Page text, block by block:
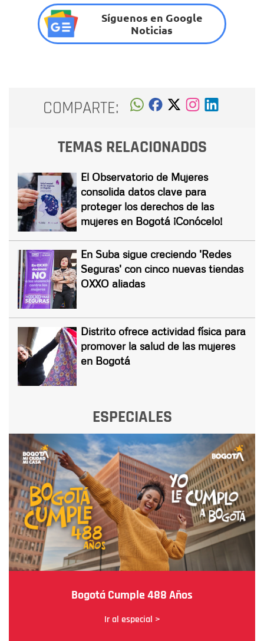
Síguenos en Google
Noticias
COMPARTE:
TEMAS RELACIONADOS
El Observatorio de Mujeres
consolida datos clave para
proteger los derechos de las
mujeres en Bogotá ¡Conócelo!
En Suba sigue creciendo 'Redes
Seguras' con cinco nuevas tiendas
OXXO aliadas
Distrito ofrece actividad física para
promover la salud de las mujeres
en Bogotá
ESPECIALES
Bogotá Cumple 488 Años
Ir al especial >